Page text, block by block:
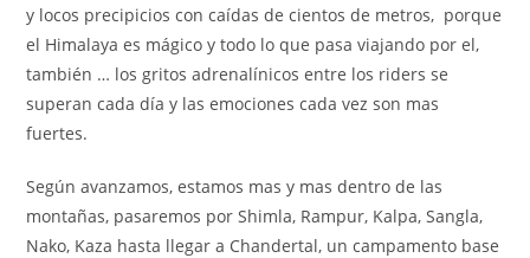
y locos precipicios con caídas de cientos de metros, porque
el Himalaya es mágico y todo lo que pasa viajando por el,
también … los gritos adrenalínicos entre los riders se
superan cada día y las emociones cada vez son mas
fuertes.
Según avanzamos, estamos mas y mas dentro de las
montañas, pasaremos por Shimla, Rampur, Kalpa, Sangla,
Nako, Kaza hasta llegar a Chandertal, un campamento base